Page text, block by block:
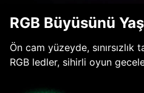
RGB Büyüsünü
Ön cam yüzeyde, sınırsızlık
RGB ledler, sihirli oyun